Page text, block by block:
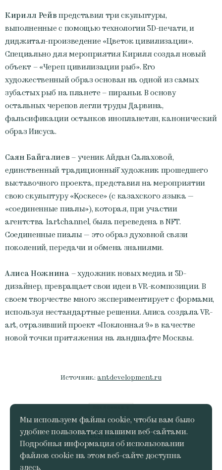
Кирилл Рейв представил три скульптуры,
выполненные с помощью технологии 3D-печати, и
диджитал-произведение «Цветок цивилизации».
Специально для мероприятия Кирилл создал новый
объект – «Череп цивилизации рыб». Его
художественный образ основан на одной из самых
зубастых рыб на планете – пираньи. В основу
остальных черепов легли труды Дарвина,
фальсификации останков инопланетян, канонический
образ Иисуса.
Саян Байгалиев – ученик Айдан Салаховой,
единственный традиционный̆ художник прошедшего
выставочного проекта, представил на мероприятии
свою скульптуру «Қоскесе» (с казахского языка —
«соединенные пиалы»), которая, при участии
агентства 1artchannel, была переведена в NFT.
Соединенные пиалы — это образ духовной связи
поколений, передачи и обмена знаниями.
Алиса Ножнина – художник новых медиа и 3D-
дизайнер, превращает свои идеи в VR-композиции. В
своем творчестве много экспериментирует с формами,
используя нестандартные решения. Алиса создала VR-
art, отразивший проект «Поклонная 9» в качестве
новой точки притяжения на ландшафте Москвы.
Источник:antdevelopment.ru
ВСЕ НОВОСТИ
Мы используем файлы cookie, чтобы вам было
удобнее пользоваться нашими веб-сайтами.
Подробная информация об использовании
файлов cookie на этом веб-сайте доступна
здесь.